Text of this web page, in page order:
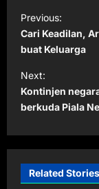
o
s
t
n
a
v
g
Previous:
Cari Keadilan,
buat Keluarga
Next:
Kontinjen
berkuda Piala
Related Stories